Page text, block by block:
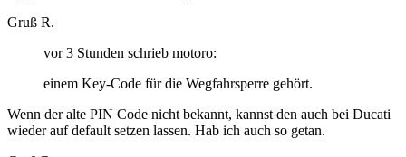
Gruß R.
vor 3 Stunden schrieb motoro:
einem Key-Code für die Wegfahrsperre gehört.
Wenn der alte PIN Code nicht bekannt, kannst den auch bei Ducati
wieder auf default setzen lassen. Hab ich auch so getan.